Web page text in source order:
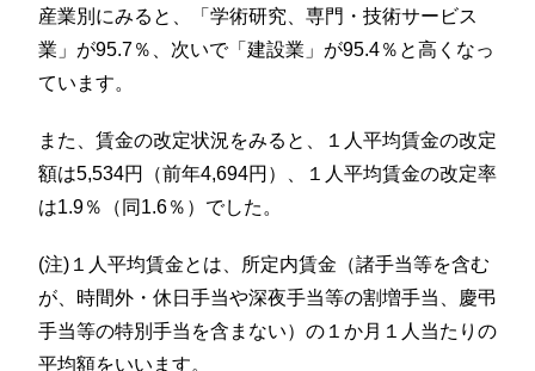
産業別にみると、「学術研究、専門・技術サービス
業」が95.7％、次いで「建設業」が95.4％と高くなっ
ています。
また、賃金の改定状況をみると、１人平均賃金の改定
額は5,534円（前年4,694円）、１人平均賃金の改定率
は1.9％（同1.6％）でした。
(注)１人平均賃金とは、所定内賃金（諸手当等を含む
が、時間外・休日手当や深夜手当等の割増手当、慶弔
手当等の特別手当を含まない）の１か月１人当たりの
平均額をいいます。